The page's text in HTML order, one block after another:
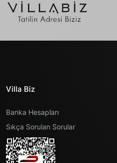
Villa Biz
Banka Hesapları
Sıkça Sorulan Sorular